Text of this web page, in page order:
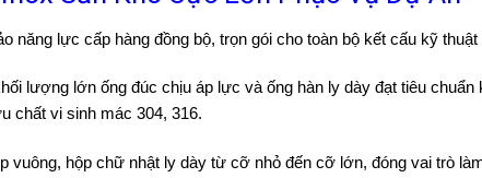
năng lực cấp hàng đồng bộ, trọn gói cho toàn bộ kết cấu kỹ
lượng lớn ống đúc chịu áp lực và ống hàn ly dày đạt tiêu
chất vi sinh mác 304, 316.
vuông, hộp chữ nhật ly dày từ cỡ nhỏ đến cỡ lớn, đóng vai trò